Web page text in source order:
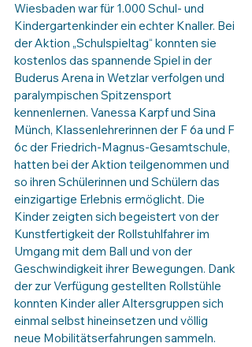
Wiesbaden war für 1.000 Schul- und
Kindergartenkinder ein echter Knaller. Bei
der Aktion „Schulspieltag“ konnten sie
kostenlos das spannende Spiel in der
Buderus Arena in Wetzlar verfolgen und
paralympischen Spitzensport
kennenlernen. Vanessa Karpf und Sina
Münch, Klassenlehrerinnen der F 6a und F
6c der Friedrich-Magnus-Gesamtschule,
hatten bei der Aktion teilgenommen und
so ihren Schülerinnen und Schülern das
einzigartige Erlebnis ermöglicht. Die
Kinder zeigten sich begeistert von der
Kunstfertigkeit der Rollstuhlfahrer im
Umgang mit dem Ball und von der
Geschwindigkeit ihrer Bewegungen. Dank
der zur Verfügung gestellten Rollstühle
konnten Kinder aller Altersgruppen sich
einmal selbst hineinsetzen und völlig
neue Mobilitätserfahrungen sammeln.